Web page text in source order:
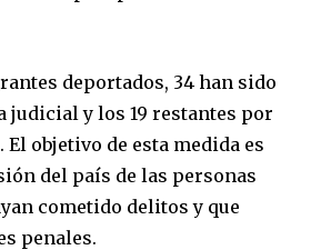
deportados, 34 han sido
judicial y los 19 restantes por
objetivo de esta medida es
del país de las personas
cometido delitos y que
penales.